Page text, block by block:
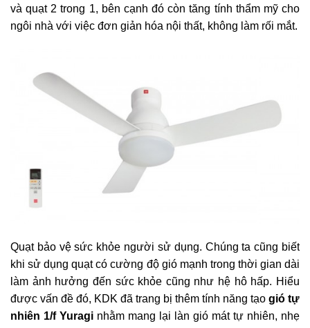
và quạt 2 trong 1, bên cạnh đó còn tăng tính thẩm mỹ cho
ngôi nhà với việc đơn giản hóa nội thất, không làm rối mắt.
Quạt bảo vệ sức khỏe người sử dụng. Chúng ta cũng biết
khi sử dụng quạt có cường độ gió mạnh trong thời gian dài
làm ảnh hưởng đến sức khỏe cũng như hệ hô hấp. Hiểu
được vấn đề đó, KDK đã trang bị thêm tính năng tạo gió tự
nhiên 1/f Yuragi nhằm mang lại làn gió mát tự nhiên, nhẹ